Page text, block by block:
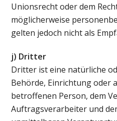
Unionsrecht oder dem
möglicherweise
gelten jedoch nicht als
j) Dritter
Dritter ist eine natürliche
Behörde, Einrichtung oder
betroffenen Person, dem
Auftragsverarbeiter und